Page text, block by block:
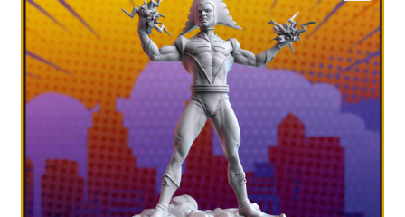
My account
Shop
Wishlist